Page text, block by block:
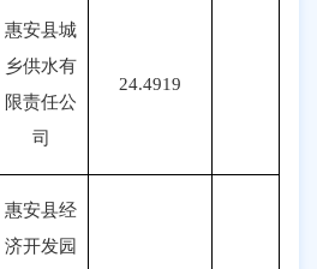
惠安县城
乡供水有
限责任公
司
24.4919
惠安县经
济开发园